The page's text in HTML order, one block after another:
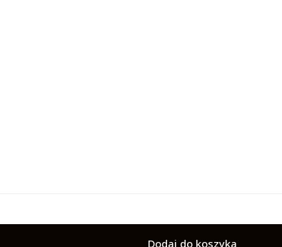
Dodaj do koszyka